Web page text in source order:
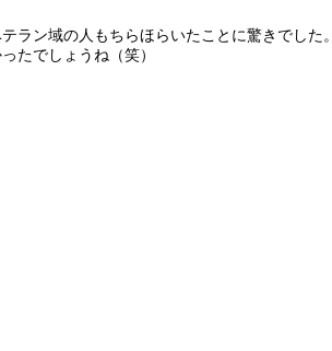
ラン域の人もちらほらいたことに驚きでした。
たでしょうね（笑）